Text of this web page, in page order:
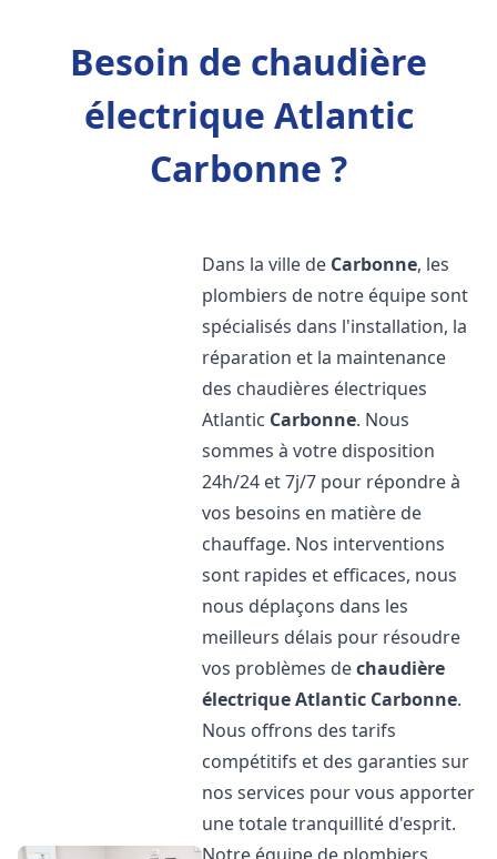
Besoin de chaudière
électrique Atlantic
Carbonne ?
Dans la ville de Carbonne, les
plombiers de notre équipe sont
spécialisés dans l'installation, la
réparation et la maintenance
des chaudières électriques
Atlantic Carbonne. Nous
sommes à votre disposition
24h/24 et 7j/7 pour répondre à
vos besoins en matière de
chauffage. Nos interventions
sont rapides et efficaces, nous
nous déplaçons dans les
meilleurs délais pour résoudre
vos problèmes dechaudière
électrique Atlantic Carbonne.
Nous offrons des tarifs
compétitifs et des garanties sur
nos services pour vous apporter
une totale tranquillité d'esprit.